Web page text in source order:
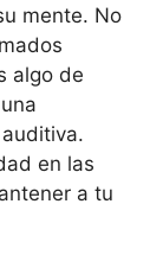
mente. No
algo de
en las
a tu